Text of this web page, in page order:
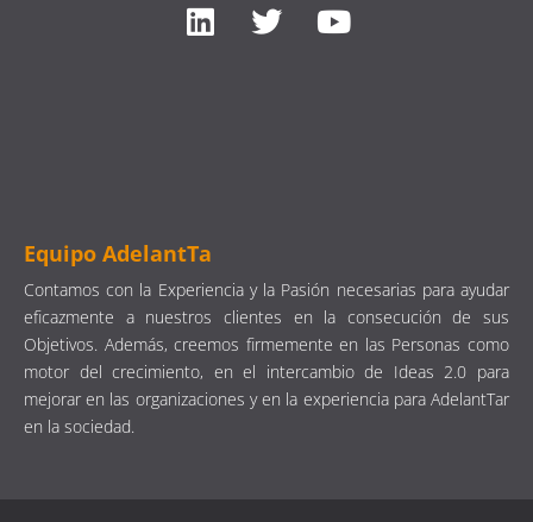
Equipo AdelantTa
Contamos con la Experiencia y la Pasión necesarias para ayudar
eficazmente a nuestros clientes en la consecución de sus
Objetivos. Además, creemos firmemente en las Personas como
motor del crecimiento, en el intercambio de Ideas 2.0 para
mejorar en las organizaciones y en la experiencia para AdelantTar
en la sociedad.